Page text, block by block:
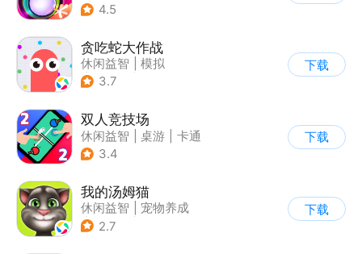
4.5
贪吃蛇大作战
休闲益智
模拟
| 贪吃蛇
3.7
下载
双人竞技场
休闲益智 桌游
卡通
3.4
下载
我的汤姆猫
休闲益智
宠物养成
| 汤姆猫
2.7
下载